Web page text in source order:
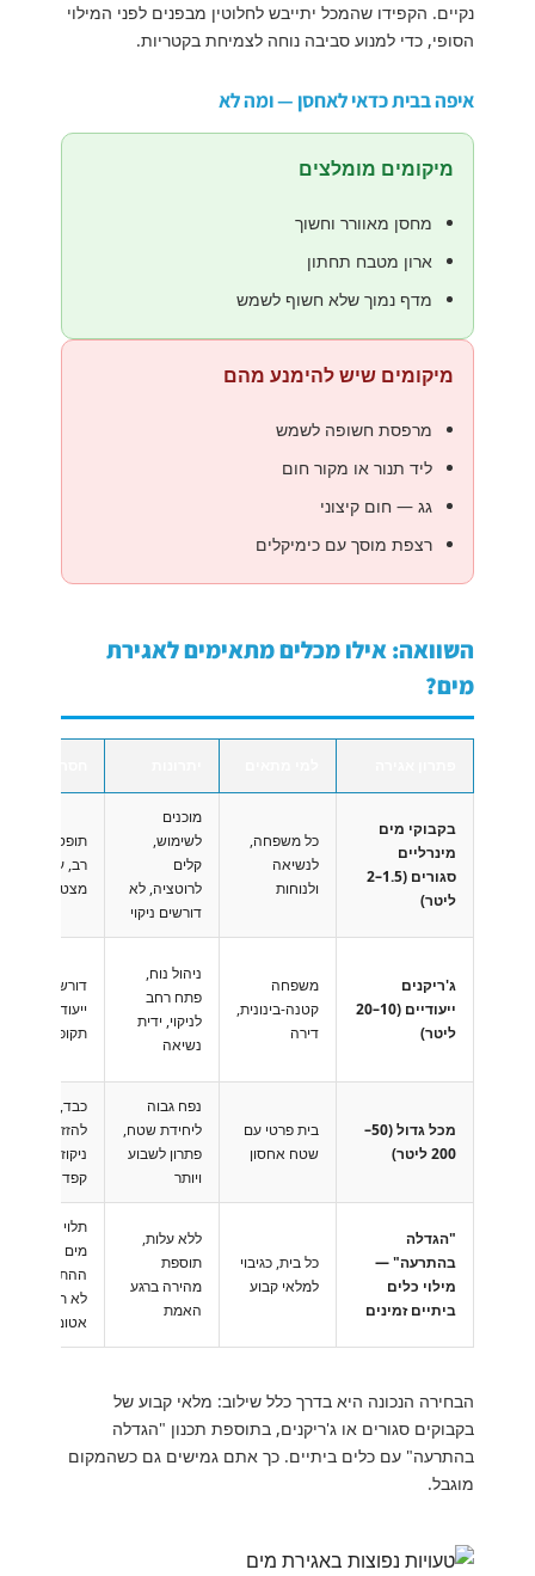
נקיים. הקפידו שהמכל יתייבש לחלוטין מבפנים לפני המילוי
הסופי, כדי למנוע סביבה נוחה לצמיחת בקטריות.
איפה בבית כדאי לאחסן — ומה לא
מיקומים מומלצים
מחסן מאוורר וחשוך
ארון מטבח תחתון
מדף נמוך שלא חשוף לשמש
מיקומים שיש להימנע מהם
מרפסת חשופה לשמש
ליד תנור או מקור חום
גג — חום קיצוני
רצפת מוסך עם כימיקלים
השוואה: אילו מכלים מתאימים לאגירת
מים?
בקבוקי מים
מינרליים
סגורים (1.5–2
ליטר)
כל משפחה,
לנשיאה
ולנוחות
מוכנים
לשימוש,
קלים
לרוטציה, לא
דורשים ניקוי
תופסים מקום
רב, עלות
מצטברת
ג'ריקנים
ייעודיים (10–20
ליטר)
משפחה
קטנה-בינונית,
דירה
ניהול נוח,
פתח רחב
לניקוי, ידית
נשיאה
דורשים מקום
ייעודי, צריך
תקופתי
מכל גדול (50–
200 ליטר)
בית פרטי עם
שטח אחסון
נפח גבוה
ליחידת שטח,
פתרון לשבוע
ויותר
כבד, קשה
להזזה, דורש
ניקוז, תחזוקה
קפדנית
"הגדלה
בהתרעה" —
מילוי כלים
ביתיים זמינים
כל בית, כגיבוי
למלאי קבוע
ללא עלות,
תוספת
מהירה ברגע
האמת
תלוי בזמינות
מים בזמן
ההתרעה, כלים
לא תמיד
אטומים
הבחירה הנכונה היא בדרך כלל שילוב: מלאי קבוע של
בקבוקים סגורים או ג'ריקנים, בתוספת תכנון "הגדלה
בהתרעה" עם כלים ביתיים. כך אתם גמישים גם כשהמקום
מוגבל.